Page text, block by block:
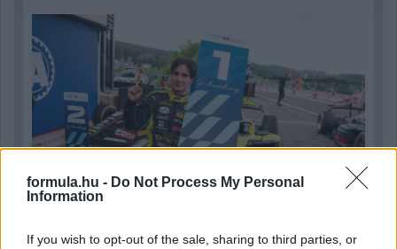
formula.hu - Do Not Process My Personal
Information
If you wish to opt-out of the sale, sharing to third parties, or